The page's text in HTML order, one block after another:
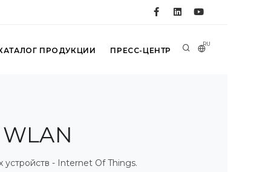
RU
ПРОДУКЦИИ ПРЕСС-ЦЕНТР
- Internet Of Things.